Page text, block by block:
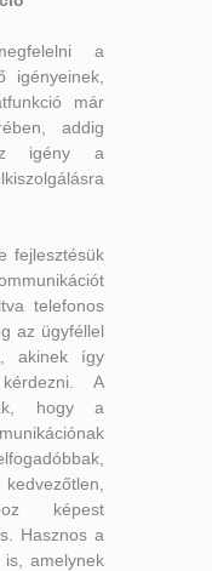
a
igényeinek,
már
addig
igény a
fejlesztésük
telefonos
az ügyféllel
akinek így
A
hogy a
képest
Hasznos a
amelynek